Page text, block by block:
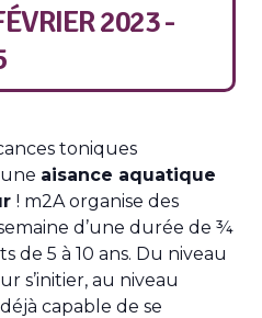
2023 -
toniques
aisance aquatique
! m2A organise des
d’une durée de ¾
de 5 à 10 ans. Du niveau
s’initier, au niveau
capable de se